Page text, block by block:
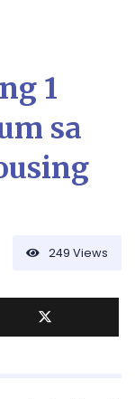
1
sa
249 Views